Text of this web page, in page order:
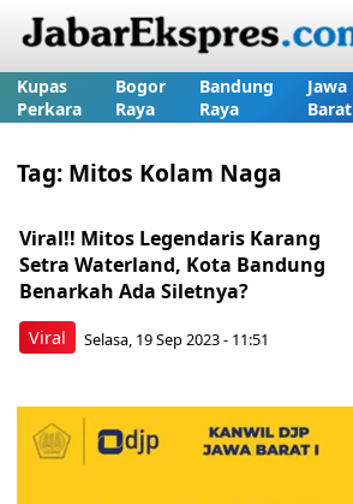
Kupas
Perkara
Bogor
Raya
Bandung
Raya
Jawa
Barat
Tag: Mitos Kolam Naga
Viral
Viral!! Mitos Legendaris Karang
Setra Waterland, Kota Bandung
Benarkah Ada Siletnya?
Selasa, 19 Sep 2023 - 11:51